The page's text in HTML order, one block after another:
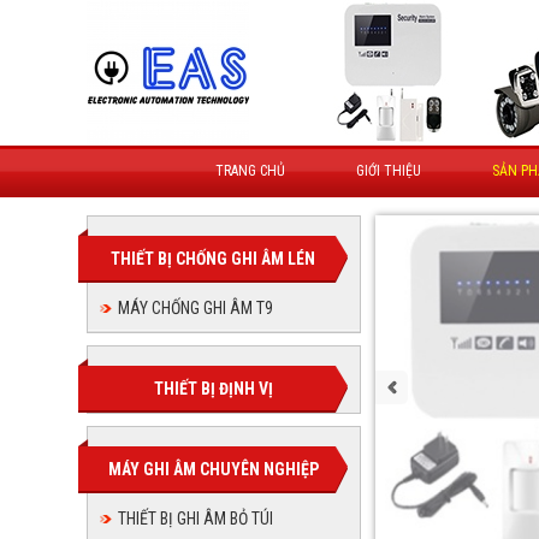
TRANG CHỦ GIỚI THIỆU SẢN
THIẾT BỊ CHỐNG GHI ÂM LÉN
MÁY CHỐNG GHI ÂM T9
THIẾT BỊ ĐỊNH VỊ
MÁY GHI ÂM CHUYÊN NGHIỆP
THIẾT BỊ GHI ÂM BỎ TÚI